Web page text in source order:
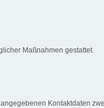
Maßnahmen gestattet.
Kontaktdaten